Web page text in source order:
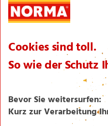
Verantwortung
Aktionsartikel
Einkaufsliste
Zahlungsabwicklung
NORMA bei Facebook &
Barrierefreiheitserklärung
Unternehmen
Über NORMA